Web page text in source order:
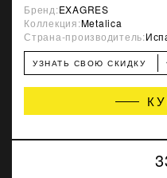
Бренд:EXAGRES
Коллекция:Metalica
Страна-производитель:
УЗНАТЬ СВОЮ СКИДКУ